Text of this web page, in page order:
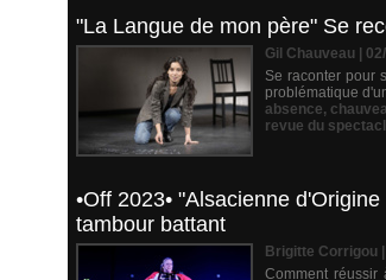
"La Langue de mon père" Se
Gil Chauveau |
Se raconter pour
problématique
absence,
revue du
•Off 2023• "Alsacienne
tambour battant
Brigitte Corrigou
Comment